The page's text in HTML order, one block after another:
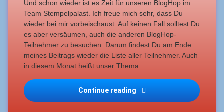
Und schon wieder ist es Zeit für unseren BlogHop im
Team Stempelpalast. Ich freue mich sehr, dass Du
wieder bei mir vorbeischaust. Auf keinen Fall solltest Du
es aber versäumen, auch die anderen BlogHop-
Teilnehmer zu besuchen. Darum findest Du am Ende
meines Beitrags wieder die Liste aller Teilnehmer. Auch
in diesem Monat heißt unser Thema …
Continue reading BlogHop StempelPalast